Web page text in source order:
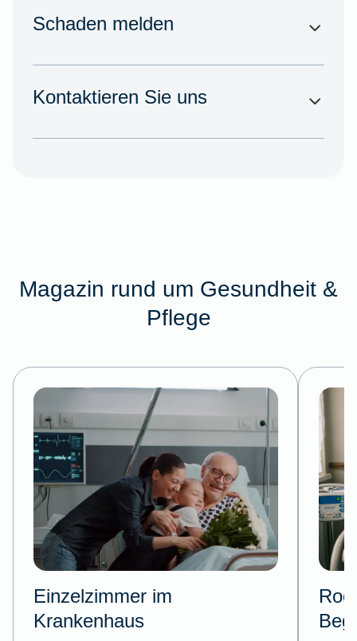
Schaden melden
Kontaktieren Sie uns
Magazin rund um Gesundheit &
Pflege
Einzelzimmer im
Krankenhaus